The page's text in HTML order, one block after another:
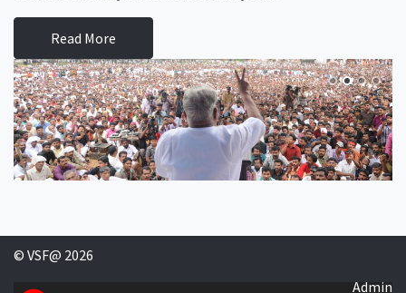
Read More
© VSF@ 2026
Admin